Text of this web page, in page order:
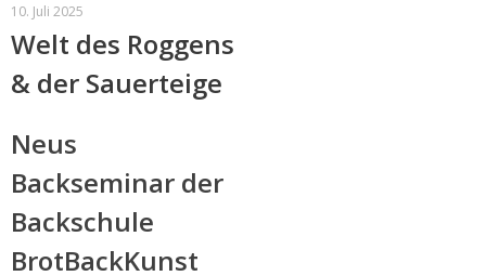
10. Juli 2025
Welt des Roggens
& der Sauerteige
Neus
Backseminar der
Backschule
BrotBackKunst